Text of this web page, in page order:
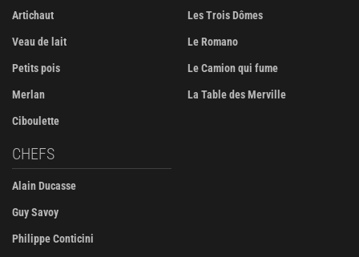
Artichaut
Veau de lait
Petits pois
Merlan
Ciboulette
Les Trois Dômes
Le Romano
Le Camion qui fume
La Table des Merville
CHEFS
Alain Ducasse
Guy Savoy
Philippe Conticini